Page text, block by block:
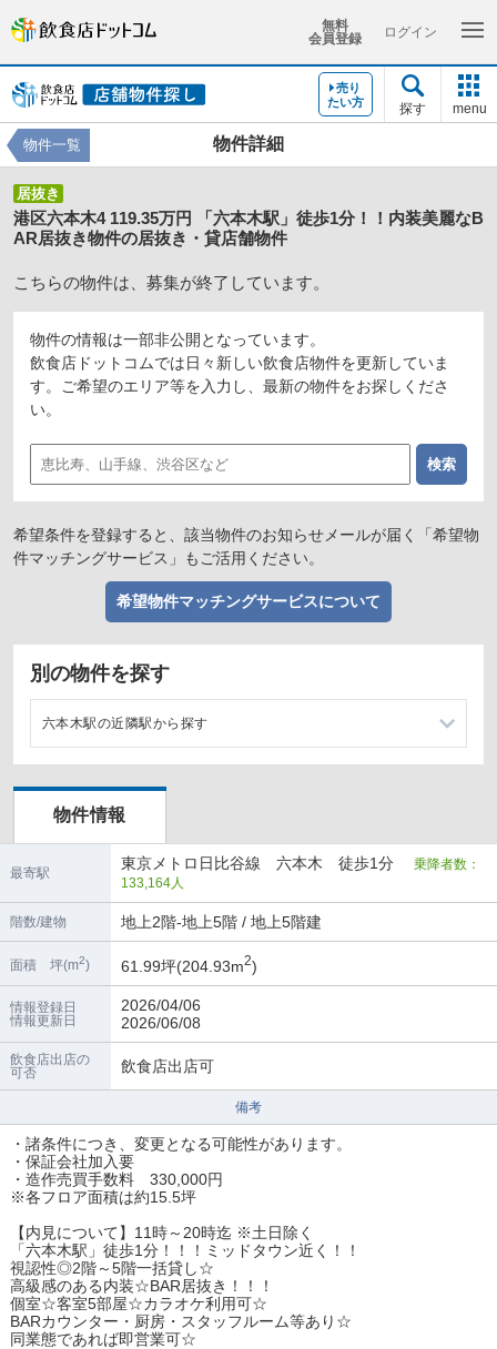
無料
会員登録
ログイン
売り
たい方
探す menu
物件詳細
物件一覧
居抜き
港区六本木4 119.35万円 「六本木駅」徒歩1分！！内装美麗なB
AR居抜き物件の居抜き・貸店舗物件
こちらの物件は、募集が終了しています。
物件の情報は一部非公開となっています。
飲食店ドットコムでは日々新しい飲食店物件を更新していま
す。ご希望のエリア等を入力し、最新の物件をお探しくださ
い。
希望条件を登録すると、該当物件のお知らせメールが届く「希望物
件マッチングサービス」もご活用ください。
希望物件マッチングサービスについて
別の物件を探す
六本木駅の近隣駅から探す
神谷町駅の店舗物件・貸店舗・テナント一覧
麻布十番駅の店舗物件・貸店舗・テナント一覧
青山一丁目駅の店舗物件・貸店舗・テナント一覧
物件情報
最寄駅
東京メトロ日比谷線 六本木 徒歩1分 乗降者数：
133,164人
階数/建物 地上2階-地上5階 / 地上5階建
面積 坪(m2) 61.99坪(204.93m2)
情報登録日
情報更新日
2026/04/06
2026/06/08
飲食店出店の
可否
飲食店出店可
備考
・諸条件につき、変更となる可能性があります。
・保証会社加入要
・造作売買手数料 330,000円
※各フロア面積は約15.5坪
【内見について】11時～20時迄 ※土日除く
「六本木駅」徒歩1分！！！ミッドタウン近く！！
視認性◎2階～5階一括貸し☆
高級感のある内装☆BAR居抜き！！！
個室☆客室5部屋☆カラオケ利用可☆
BARカウンター・厨房・スタッフルーム等あり☆
同業態であれば即営業可☆